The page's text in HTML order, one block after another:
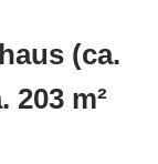
(ca.
203 m²